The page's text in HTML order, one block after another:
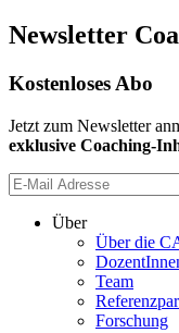
Newsletter
Kostenloses Abo
Jetzt zum Newsletter
exklusive Coaching-
Über
Über die
Team
Forschung